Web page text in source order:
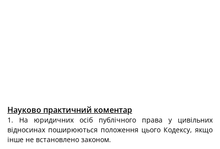
Науково практичний коментар
1. На юридичних осіб публічного права у цивільних
відносинах поширюються положення цього Кодексу, якщо
інше не встановлено законом.